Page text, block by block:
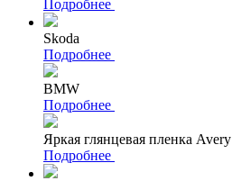
Подробнее
Skoda
Подробнее
BMW
Подробнее
Яркая глянцевая пленка
Подробнее